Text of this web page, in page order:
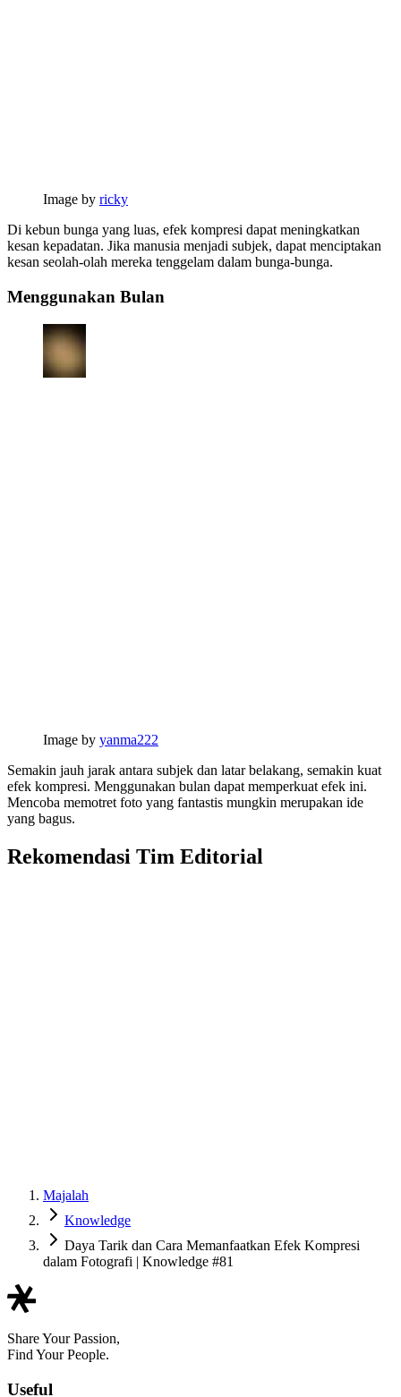
Image by ricky
Di kebun bunga yang luas, efek kompresi dapat meningkatkan
kesan kepadatan. Jika manusia menjadi subjek, dapat menciptakan
kesan seolah-olah mereka tenggelam dalam bunga-bunga.
Menggunakan Bulan
Image by yanma222
Semakin jauh jarak antara subjek dan latar belakang, semakin kuat
efek kompresi. Menggunakan bulan dapat memperkuat efek ini.
Mencoba memotret foto yang fantastis mungkin merupakan ide
yang bagus.
Rekomendasi Tim Editorial
Majalah
Knowledge
Daya Tarik dan Cara Memanfaatkan Efek Kompresi
dalam Fotografi | Knowledge #81
Share Your Passion,
Find Your People.
Useful